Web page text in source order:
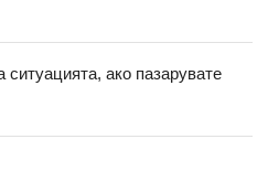
ако пазарувате